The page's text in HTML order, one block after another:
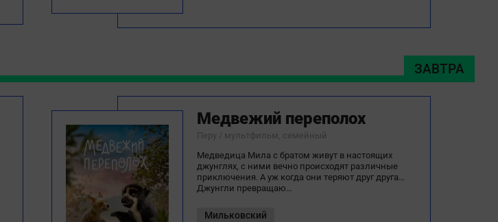
ЗАВТРА
Медвежий переполох
Перу / мультфильм, семейный
Медведица Мила с братом живут в настоящих
джунглях, с ними вечно происходят различные
приключения. А уж когда они теряют друг друга…
Джунгли превращаю…
Мильковский